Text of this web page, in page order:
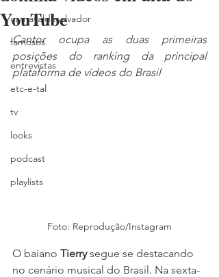
carnavaldesalvador
famosos
entrevistas
etc-e-tal
tv
looks
podcast
playlists
YouTube
Cantor ocupa as duas primeiras
posições do ranking da principal
plataforma de vídeos do Brasil
Foto: Reprodução/Instagram
O baiano Tierry segue se destacando
no cenário musical do Brasil. Na sexta-